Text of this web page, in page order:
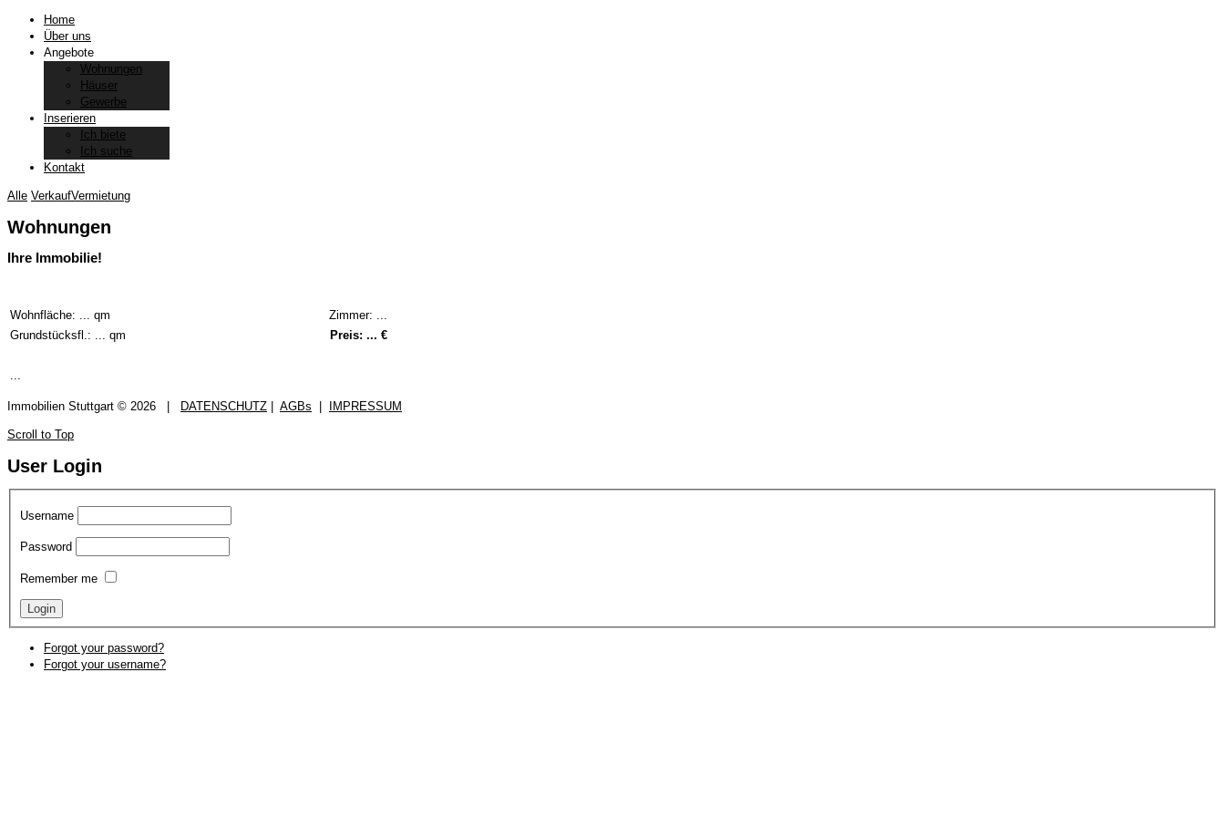
Home
Über uns
Angebote
Wohnungen
Häuser
Gewerbe
Inserieren
Ich biete
Ich suche
Kontakt
Alle VerkaufVermietung
Wohnungen
Ihre Immobilie!
Wohnfläche: ... qm Zimmer:
Grundstücksfl.: ... qm
Preis: ... €
Immobilien Stuttgart © 2026 | DATENSCHUTZ | AGBs | IMPRESSUM
Scroll to Top
User Login
Username
Password
Remember me
Forgot your password?
Forgot your username?